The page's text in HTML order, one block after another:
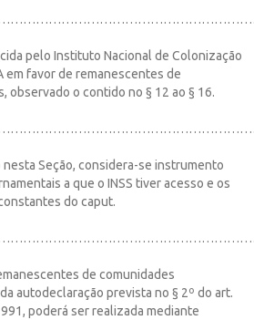
pelo Instituto Nacional de Colonização
em favor de remanescentes de
observado o contido no § 12 ao § 16.
Seção, considera-se instrumento
a que o INSS tiver acesso e os
do caput.
de comunidades
autodeclaração prevista no § 2º do art.
poderá ser realizada mediante